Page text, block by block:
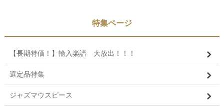
特集ページ
【長期特価！】輸入楽譜 大放出！！！
選定品特集
ジャズマウスピース